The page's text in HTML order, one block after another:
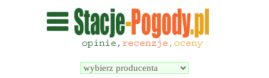
Wyszukiwarka
pogodowych